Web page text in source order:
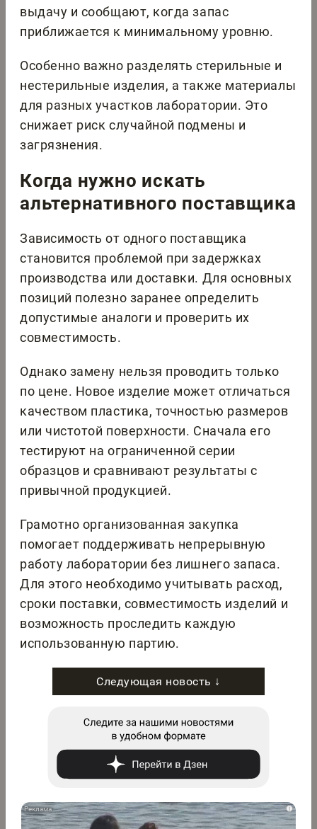
выдачу и сообщают, когда запас
приближается к минимальному уровню.
Особенно важно разделять стерильные и
нестерильные изделия, а также материалы
для разных участков лаборатории. Это
снижает риск случайной подмены и
загрязнения.
Когда нужно искать
альтернативного поставщика
Зависимость от одного поставщика
становится проблемой при задержках
производства или доставки. Для основных
позиций полезно заранее определить
допустимые аналоги и проверить их
совместимость.
Однако замену нельзя проводить только
по цене. Новое изделие может отличаться
качеством пластика, точностью размеров
или чистотой поверхности. Сначала его
тестируют на ограниченной серии
образцов и сравнивают результаты с
привычной продукцией.
Грамотно организованная закупка
помогает поддерживать непрерывную
работу лаборатории без лишнего запаса.
Для этого необходимо учитывать расход,
сроки поставки, совместимость изделий и
возможность проследить каждую
использованную партию.
Следующая новость ↓
i